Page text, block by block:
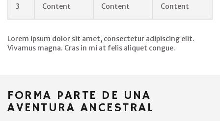
3 Content Content Content
Lorem ipsum dolor sit amet, consectetur adipiscing elit.
Vivamus magna. Cras in mi at felis aliquet congue.
FORMA PARTE DE UNA
AVENTURA ANCESTRAL